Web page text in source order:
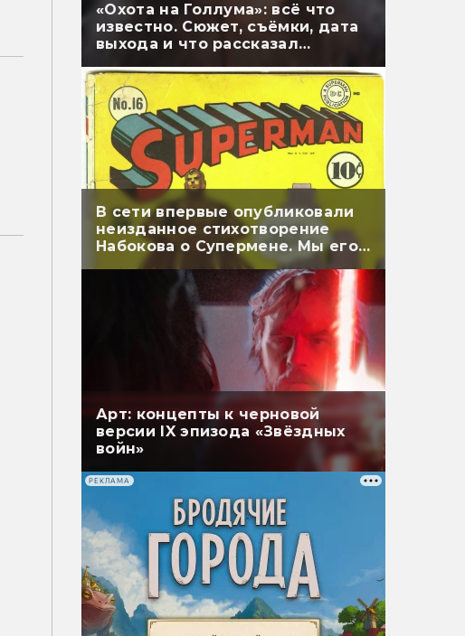
«Охота на Голлума»: всё что
известно. Сюжет, съёмки, дата
выхода и что рассказал
В сети впервые опубликовали
неизданное стихотворение
Набокова о Супермене. Мы его
перевели
Арт: концепты к черновой
версии IX эпизода «Звёздных
войн»
РЕКЛАМА